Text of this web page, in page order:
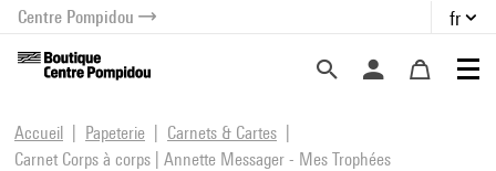
menu
contenu
Centre Pompidou fr
Accueil Papeterie
Carnets & Cartes
Carnet Corps à corps | Annette Messager - Mes Trophées